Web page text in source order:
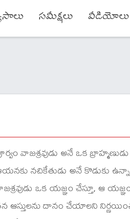
సమీక్షలు వీడియోలు
వాజశ్రవుడు అనే ఒక
నచికేతుడు అనే కొడుకు
ఒక యజ్ఞం చేస్తూ, ఆ
ఆస్తులను దానం చేయాలని